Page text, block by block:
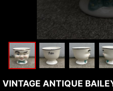
VINTAGE ANTIQUE